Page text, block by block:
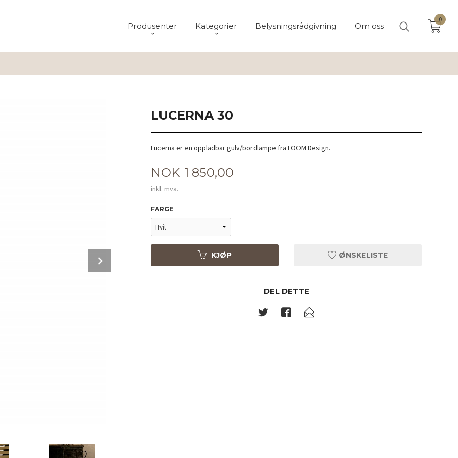
Produsenter Kategorier Belysningsrådgivning Om oss
0
LUCERNA 30
Lucerna er en oppladbar gulv/bordlampe fra LOOM Design.
Pris
NOK 1 850,00
inkl. mva.
FARGE
KJØP ØNSKELISTE
DEL DETTE